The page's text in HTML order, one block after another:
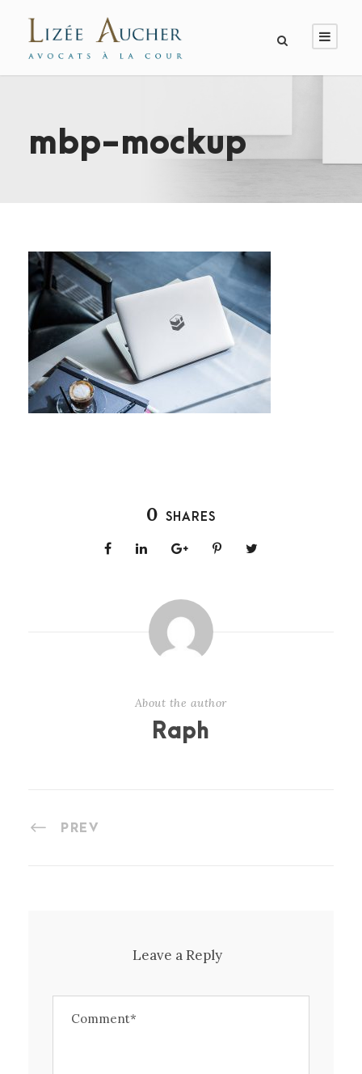
mbp-mockup
0 SHARES
About the author
Raph
PREV
Leave a Reply